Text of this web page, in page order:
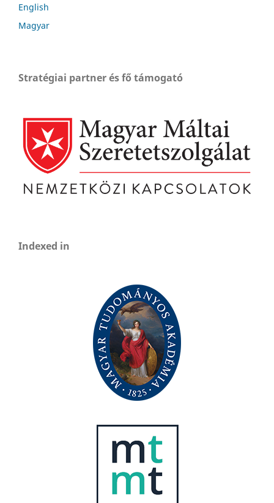
English
Magyar
Stratégiai partner és fő támogató
Indexed in